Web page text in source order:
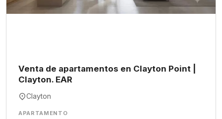
Venta de apartamentos en Clayton Point |
Clayton. EAR
Clayton
APARTAMENTO